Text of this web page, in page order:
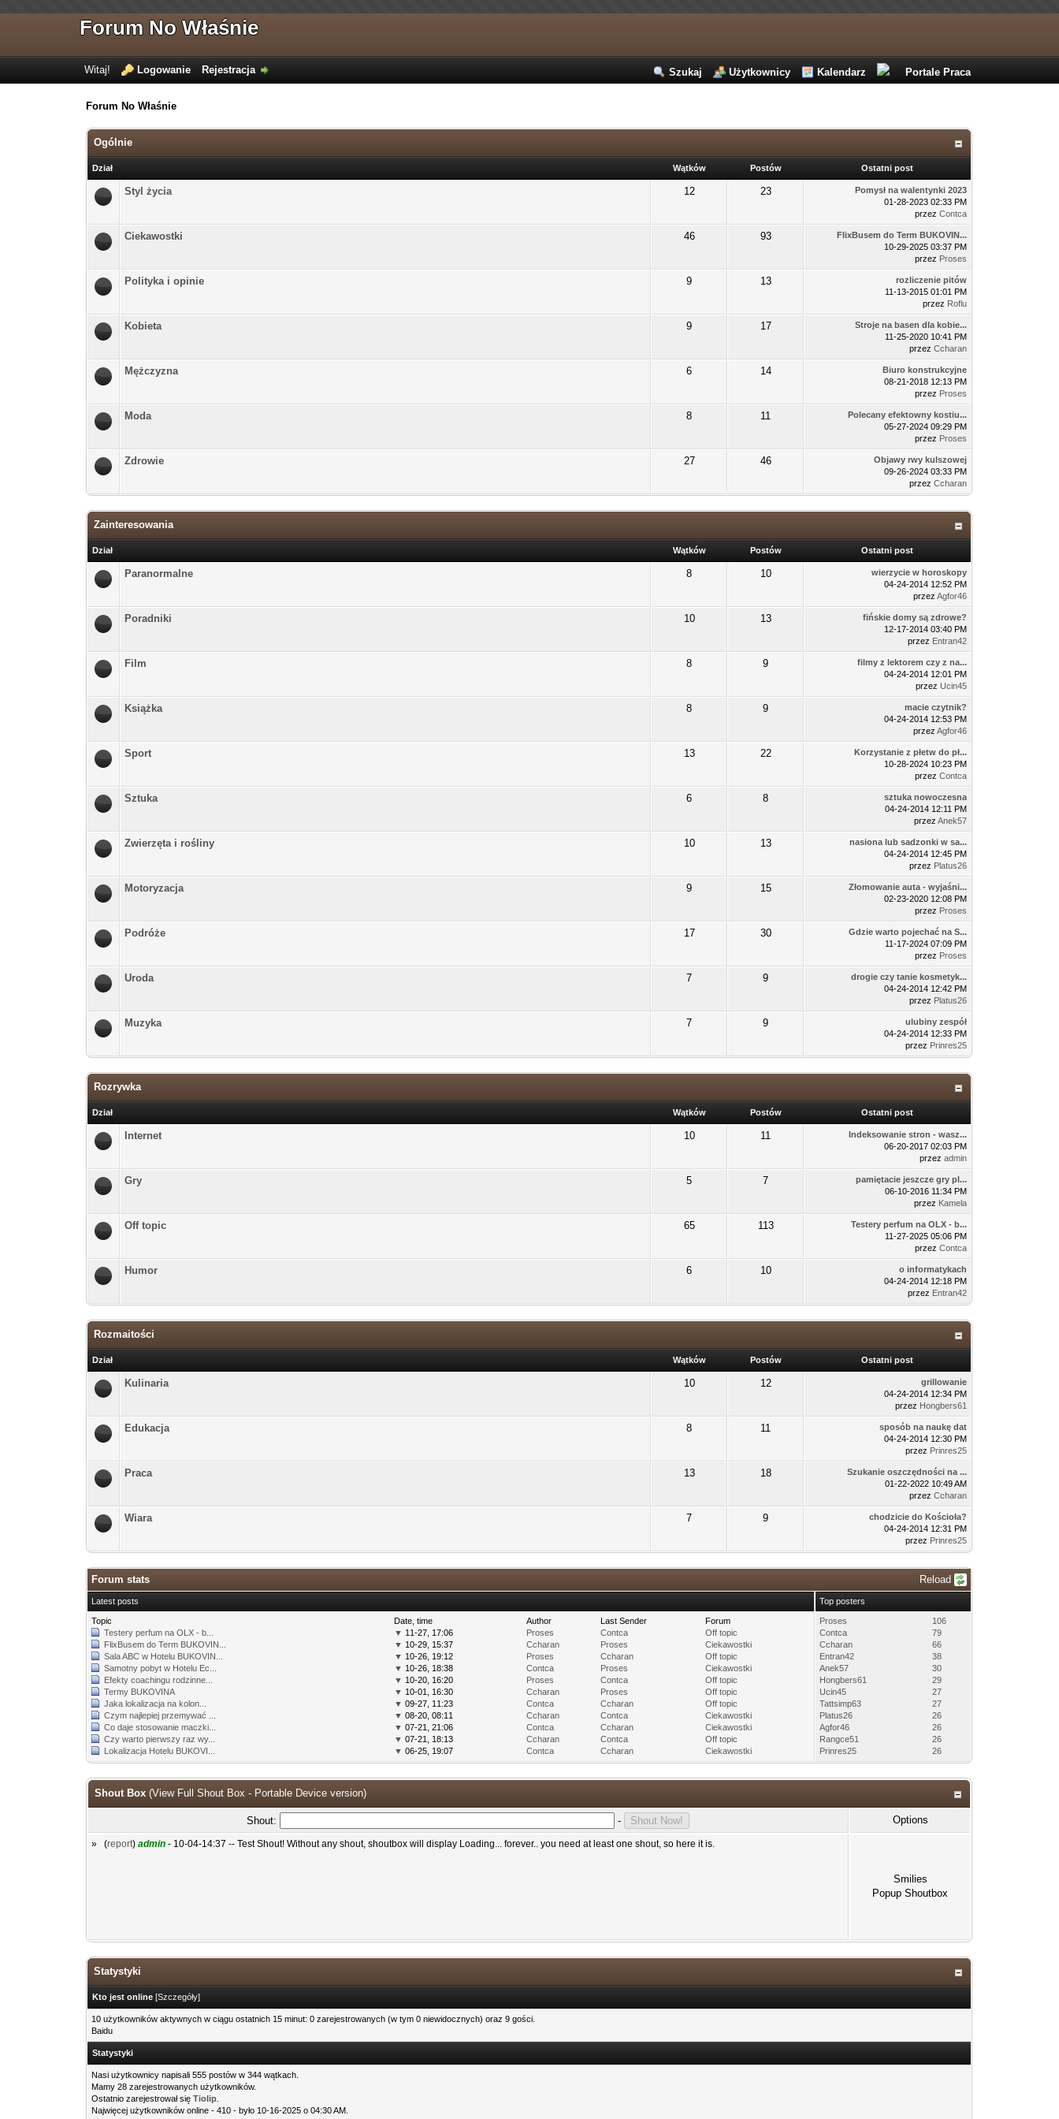
Forum No Właśnie
Szukaj Użytkownicy Kalendarz Portale Praca
Witaj! Logowanie Rejestracja
Forum No Właśnie
Ogólnie
Dział Wątków Postów Ostatni post
Styl życia 12 23
Pomysł na walentynki 2023
01-28-2023 02:33 PM
przezContca
Ciekawostki 46 93
FlixBusem do Term BUKOVIN...
10-29-2025 03:37 PM
przez Proses
Polityka i opinie 9 13
rozliczenie pitów
11-13-2015 01:01 PM
przez Roflu
Kobieta 9 17
Stroje na basen dla kobie...
11-25-2020 10:41 PM
przezCcharan
Mężczyzna 6 14
Biuro konstrukcyjne
08-21-2018 12:13 PM
przez Proses
Moda 8 11
Polecany efektowny kostiu...
05-27-2024 09:29 PM
przez Proses
Zdrowie 27 46
Objawy rwy kulszowej
09-26-2024 03:33 PM
przezCcharan
Zainteresowania
Dział Wątków Postów Ostatni post
Paranormalne 8 10
wierzycie w horoskopy
04-24-2014 12:52 PM
przezAgfor46
Poradniki 10 13
fińskie domy są zdrowe?
12-17-2014 03:40 PM
przez Entran42
Film 8 9
filmy z lektorem czy z na...
04-24-2014 12:01 PM
przezUcin45
Książka 8 9
macie czytnik?
04-24-2014 12:53 PM
przezAgfor46
Sport 13 22
Korzystanie z płetw do pł...
10-28-2024 10:23 PM
przezContca
Sztuka 6 8
sztuka nowoczesna
04-24-2014 12:11 PM
przezAnek57
Zwierzęta i rośliny 10 13
nasiona lub sadzonki w sa...
04-24-2014 12:45 PM
przez Platus26
Motoryzacja 9 15
Złomowanie auta - wyjaśni...
02-23-2020 12:08 PM
przez Proses
Podróże 17 30
Gdzie warto pojechać na S...
11-17-2024 07:09 PM
przez Proses
Uroda 7 9
drogie czy tanie kosmetyk...
04-24-2014 12:42 PM
przez Platus26
Muzyka 7 9
ulubiny zespół
04-24-2014 12:33 PM
przez Prinres25
Rozrywka
Dział Wątków Postów Ostatni post
Internet 10 11
Indeksowanie stron - wasz...
06-20-2017 02:03 PM
przezadmin
Gry 5 7
pamiętacie jeszcze gry pl...
06-10-2016 11:34 PM
przez Kamela
Off topic 65 113
Testery perfum na OLX - b...
11-27-2025 05:06 PM
przezContca
Humor 6 10
o informatykach
04-24-2014 12:18 PM
przez Entran42
Rozmaitości
Dział Wątków Postów Ostatni post
Kulinaria 10 12
grillowanie
04-24-2014 12:34 PM
przez Hongbers61
Edukacja 8 11
sposób na naukę dat
04-24-2014 12:30 PM
przez Prinres25
Praca 13 18
Szukanie oszczędności na ...
01-22-2022 10:49 AM
przezCcharan
Wiara 7 9
chodzicie do Kościoła?
04-24-2014 12:31 PM
przez Prinres25
Forum stats Reload
Latest posts
Topic Date, time Author Last Sender
Forum
Testery perfum na OLX - b...
▼ 11-27, 17:06 Proses Contca
Off topic
FlixBusem do Term BUKOVIN...
▼ 10-29, 15:37 Ccharan Proses
Ciekawostki
Sala ABC w Hotelu BUKOVIN...
▼ 10-26, 19:12 Proses Ccharan
Off topic
Samotny pobyt w Hotelu Ec...
▼ 10-26, 18:38 Contca Proses
Ciekawostki
Efekty coachingu rodzinne...
▼ 10-20, 16:20 Proses Contca
Off topic
Termy BUKOVINA
▼ 10-01, 16:30 Ccharan Proses
Off topic
Jaka lokalizacja na kolon...
▼ 09-27, 11:23 Contca Ccharan
Off topic
Czym najlepiej przemywać ...
▼ 08-20, 08:11 Ccharan Contca
Ciekawostki
Co daje stosowanie maczki...
▼ 07-21, 21:06 Contca Ccharan
Ciekawostki
Czy warto pierwszy raz wy...
▼ 07-21, 18:13 Ccharan Contca
Off topic
Lokalizacja Hotelu BUKOVI...
▼ 06-25, 19:07 Contca Ccharan Ciekawostki
Top posters
Proses
106
Contca
79
Ccharan
66
Entran42
38
Anek57
30
Hongbers61
29
Ucin45
27
Tattsimp63
27
Platus26
26
Agfor46
26
Rangce51
26
Prinres25
26
Shout Box (View Full Shout Box - Portable Device version)
Shout: - Options
» (report)admin - 10-04-14:37 -- Test Shout! Without any shout, shoutbox will display Loading... forever.. you need at least one shout, so here it is.
Smilies
Popup Shoutbox
Statystyki
Kto jest online [Szczegóły]
10 użytkowników aktywnych w ciągu ostatnich 15 minut: 0 zarejestrowanych (w tym 0 niewidocznych) oraz 9 gości.
Baidu
Statystyki
Nasi użytkownicy napisali 555 postów w 344 wątkach.
Mamy 28 zarejestrowanych użytkowników.
Ostatnio zarejestrował sięTiolip
Najwięcej użytkowników online - 410 - było 10-16-2025 o 04:30 AM.